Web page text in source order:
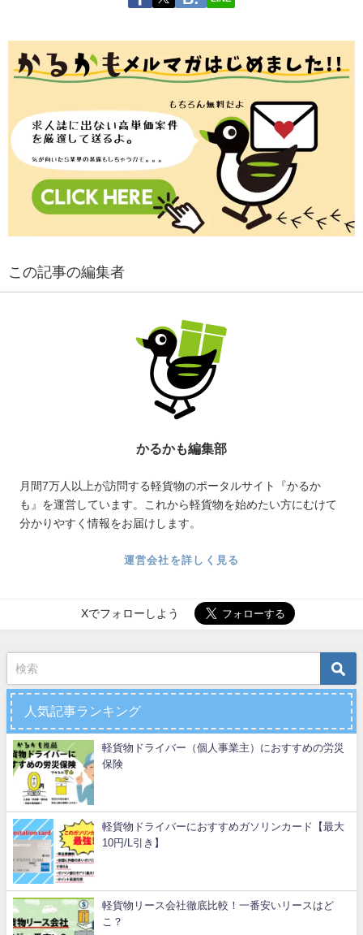
この記事の編集者
かるかも編集部
月間7万人以上が訪問する軽貨物のポータルサイト『かるか
も』を運営しています。これから軽貨物を始めたい方にむけて
分かりやすく情報をお届けします。
運営会社を詳しく見る
Xでフォローしよう
人気記事ランキング
軽貨物ドライバー（個人事業主）におすすめの労災
保険
軽貨物ドライバーにおすすめガソリンカード【最大
10円/L引き】
軽貨物リース会社徹底比較！一番安いリースはど
こ？